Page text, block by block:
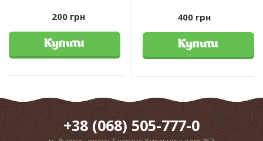
200 грн
Купити
400 грн
Купити
+38 (068) 505-777-0